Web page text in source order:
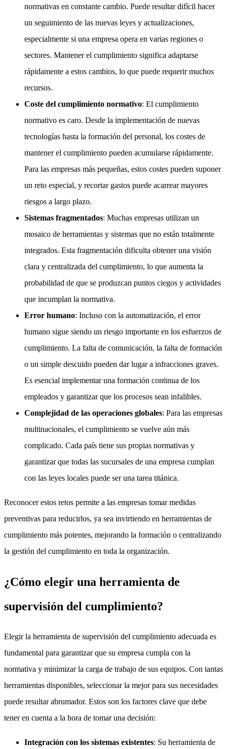
normativas en constante cambio. Puede resultar difícil hacer
un seguimiento de las nuevas leyes y actualizaciones,
especialmente si una empresa opera en varias regiones o
sectores. Mantener el cumplimiento significa adaptarse
rápidamente a estos cambios, lo que puede requerir muchos
recursos.
Coste del cumplimiento normativo: El cumplimiento
normativo es caro. Desde la implementación de nuevas
tecnologías hasta la formación del personal, los costes de
mantener el cumplimiento pueden acumularse rápidamente.
Para las empresas más pequeñas, estos costes pueden suponer
un reto especial, y recortar gastos puede acarrear mayores
riesgos a largo plazo.
Sistemas fragmentados: Muchas empresas utilizan un
mosaico de herramientas y sistemas que no están totalmente
integrados. Esta fragmentación dificulta obtener una visión
clara y centralizada del cumplimiento, lo que aumenta la
probabilidad de que se produzcan puntos ciegos y actividades
que incumplan la normativa.
Error humano: Incluso con la automatización, el error
humano sigue siendo un riesgo importante en los esfuerzos de
cumplimiento. La falta de comunicación, la falta de formación
o un simple descuido pueden dar lugar a infracciones graves.
Es esencial implementar una formación continua de los
empleados y garantizar que los procesos sean infalibles.
Complejidad de las operaciones globales: Para las empresas
multinacionales, el cumplimiento se vuelve aún más
complicado. Cada país tiene sus propias normativas y
garantizar que todas las sucursales de una empresa cumplan
con las leyes locales puede ser una tarea titánica.
Reconocer estos retos permite a las empresas tomar medidas
preventivas para reducirlos, ya sea invirtiendo en herramientas de
cumplimiento más potentes, mejorando la formación o centralizando
la gestión del cumplimiento en toda la organización.
¿Cómo elegir una herramienta de
supervisión del cumplimiento?
Elegir la herramienta de supervisión del cumplimiento adecuada es
fundamental para garantizar que su empresa cumpla con la
normativa y minimizar la carga de trabajo de sus equipos. Con tantas
herramientas disponibles, seleccionar la mejor para sus necesidades
puede resultar abrumador. Estos son los factores clave que debe
tener en cuenta a la hora de tomar una decisión:
Integración con los sistemas existentes: Su herramienta de